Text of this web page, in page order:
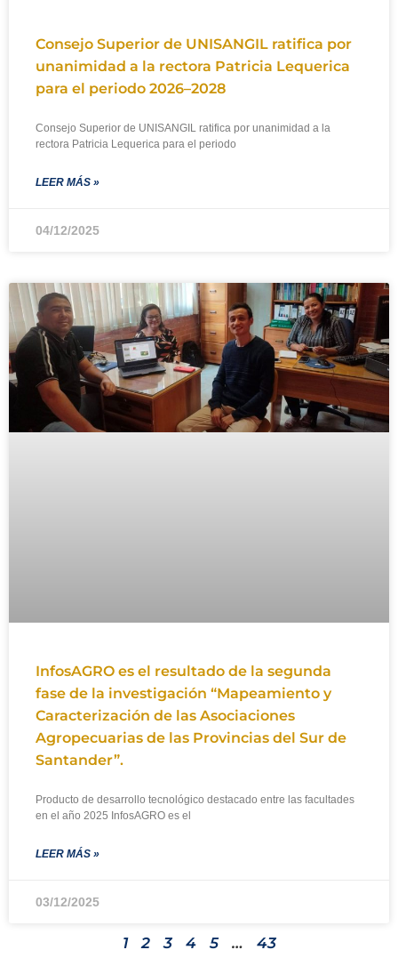
Consejo Superior de UNISANGIL ratifica por
unanimidad a la rectora Patricia Lequerica
para el periodo 2026–2028
Consejo Superior de UNISANGIL ratifica por unanimidad a la
rectora Patricia Lequerica para el periodo
LEER MÁS »
04/12/2025
InfosAGRO es el resultado de la segunda
fase de la investigación “Mapeamiento y
Caracterización de las Asociaciones
Agropecuarias de las Provincias del Sur de
Santander”.
Producto de desarrollo tecnológico destacado entre las facultades
en el año 2025 InfosAGRO es el
LEER MÁS »
03/12/2025
1 2 3 4 5 … 43